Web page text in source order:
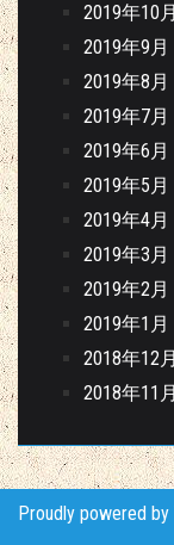
2019年10月
2019年9月
2019年8月
2019年7月
2019年6月
2019年5月
2019年4月
2019年3月
2019年2月
2019年1月
2018年12月
2018年11月
Proudly powered by